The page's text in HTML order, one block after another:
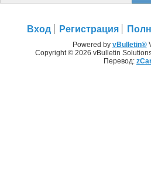
Вход Регистрация
Powered by vBulletin®
Copyright © 2026 vBulletin
Перевод: